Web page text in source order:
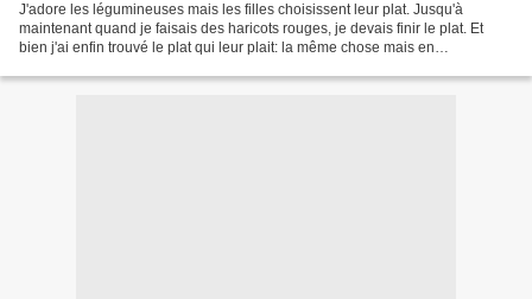
J'adore les légumineuses mais les filles choisissent leur plat. Jusqu'à
maintenant quand je faisais des haricots rouges, je devais finir le plat. Et
bien j'ai enfin trouvé le plat qui leur plait: la même chose mais en